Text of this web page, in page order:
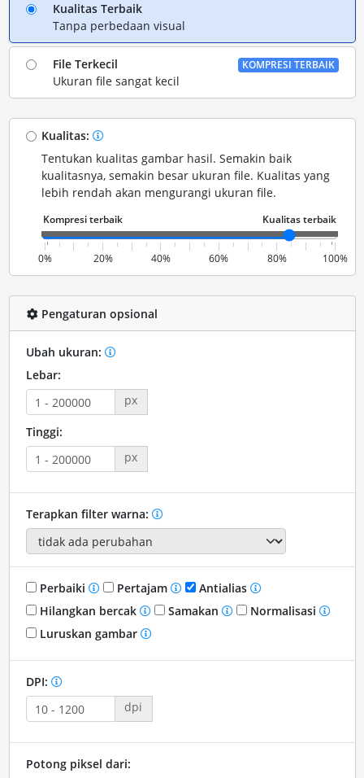
Kualitas Terbaik
Tanpa perbedaan visual
File Terkecil
Ukuran file sangat kecil
KOMPRESI TERBAIK
Kualitas:
Tentukan kualitas gambar hasil. Semakin baik
kualitasnya, semakin besar ukuran file. Kualitas yang
lebih rendah akan mengurangi ukuran file.
0% 20% 40% 60% 80% 100%
Pengaturan opsional
Ubah ukuran:
Lebar:
px
Tinggi:
px
Terapkan filter warna:
Perbaiki Pertajam
Antialias
Hilangkan bercak
Samakan
Normalisasi
Luruskan gambar
DPI:
dpi
Potong piksel dari: